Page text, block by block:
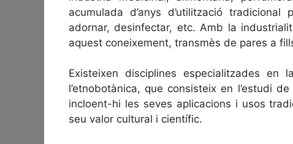
acumulada d’anys d’utilització
adornar, desinfectar, etc. Amb la
aquest coneixement, transmès de pares a
Existeixen disciplines especialitzades en
l’etnobotànica, que consisteix en l’estudi
incloent-hi les seves aplicacions i usos
seu valor cultural i científic.